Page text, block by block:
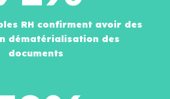
RH confirment avoir des
dématérialisation des
documents